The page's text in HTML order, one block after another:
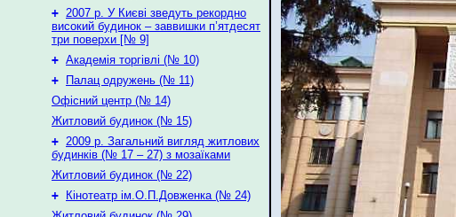
+ 2007 р. У Києві зведуть рекордно
високий будинок – заввишки п’ятдесят
три поверхи [№ 9]
+ Академія торгівлі (№ 10)
+
Палац одружень (№ 11)
Офісний центр (№ 14)
Житловий будинок (№ 15)
+ 2009 р. Загальний вигляд житлових
будинків (№ 17 – 27) з мозаїками
Житловий будинок (№ 22)
+
Кінотеатр ім.О.П.Довженка (№ 24)